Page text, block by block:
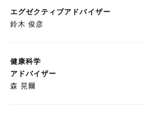
エグゼクティブアドバイザー
鈴木 俊彦
健康科学
アドバイザー
森 晃爾